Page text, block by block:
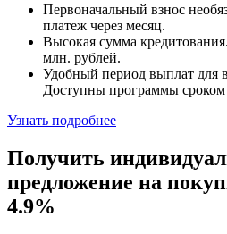
Первоначальный взнос
платеж через месяц.
Высокая сумма
млн. рублей.
Удобный период выплат для
Доступны программы сроком
Узнать подробнее
Получить
предложение на
4.9%